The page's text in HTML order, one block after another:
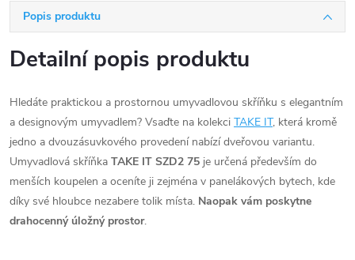
Popis produktu
Detailní popis produktu
Hledáte praktickou a prostornou umyvadlovou skříňku s elegantním
a designovým umyvadlem? Vsaďte na kolekci TAKE IT, která kromě
jedno a dvouzásuvkového provedení nabízí dveřovou variantu.
Umyvadlová skříňka TAKE IT SZD2 75 je určená především do
menších koupelen a oceníte ji zejména v panelákových bytech, kde
díky své hloubce nezabere tolik místa. Naopak vám poskytne
drahocenný úložný prostor.